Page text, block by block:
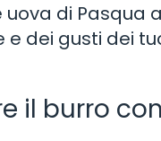
uova di
dei gusti dei
il burro